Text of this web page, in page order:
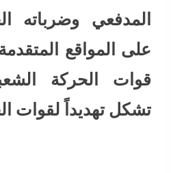
المدفعي وضرباته
على المواقع
قوات الحركة
تشكل تهديداً لقوات